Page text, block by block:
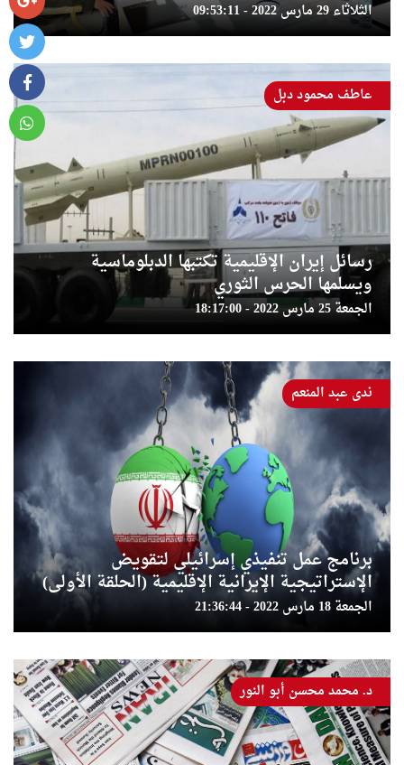
الثلاثاء 29 مارس 2022 - 09:53:11
رسائل إيران الإقليمية تكتبها الدبلوماسية
ويسلمها الحرس الثوري
الجمعة 25 مارس 2022 - 18:17:00
عاطف محمود دبل
برنامج عمل تنفيذي إسرائيلي لتقويض
الإستراتيجية الإيرانية الإقليمية (الحلقة الأولى)
الجمعة 18 مارس 2022 - 21:36:44
ندى عبد المنعم
د. محمد محسن أبو النور